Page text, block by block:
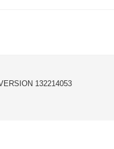
132214053